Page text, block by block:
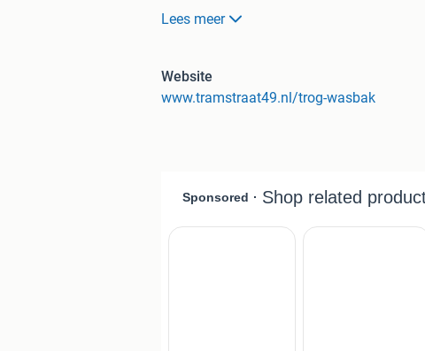
Maar ook kleinere waskommen en nog
Alles wat je je maar bedenken kunt!
Bekijk ze online of kom naar onze winkel
Lees meer
Website
www.tramstraat49.nl/trog-wasbak